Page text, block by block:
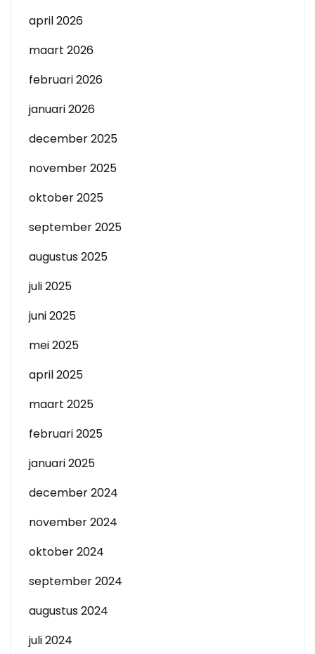
april 2026
maart 2026
februari 2026
januari 2026
december 2025
november 2025
oktober 2025
september 2025
augustus 2025
juli 2025
juni 2025
mei 2025
april 2025
maart 2025
februari 2025
januari 2025
december 2024
november 2024
oktober 2024
september 2024
augustus 2024
juli 2024